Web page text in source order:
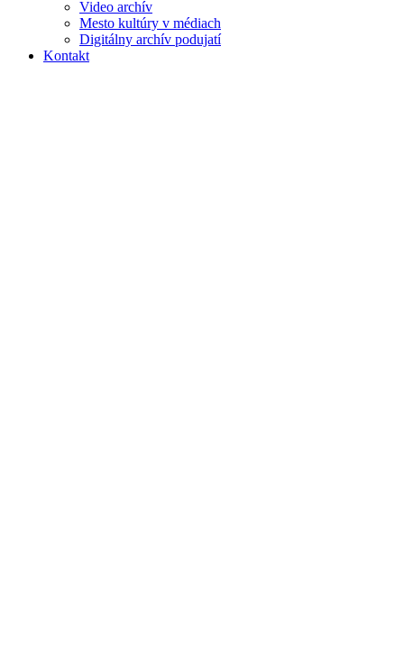
Video archív
Mesto kultúry v médiach
Digitálny archív podujatí
Kontakt